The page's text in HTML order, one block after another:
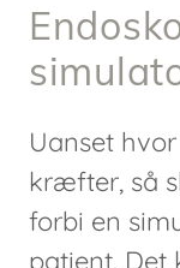
Uanset
kræfter, så
forbi en
patient. Det